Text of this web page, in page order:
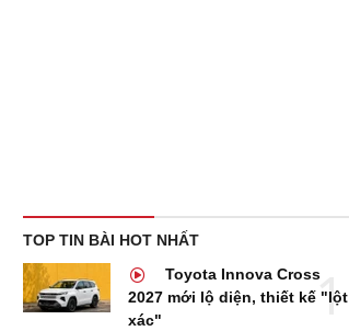
TOP TIN BÀI HOT NHẤT
Toyota Innova Cross
2027 mới lộ diện, thiết kế "lột
xác"